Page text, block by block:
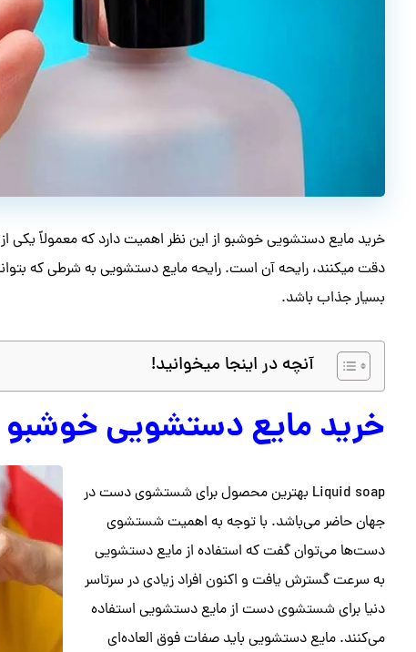
خرید مایع دستشویی خوشبو از این نظر اهمیت دارد که معمولاً یکی
دقت میکنند، رایحه آن است. رایحه مایع دستشویی به شرطی که
بسیار جذاب باشد.
آنچه در اینجا میخوانید!
خرید مایع دستشویی خوشبو
Liquid soap بهترین محصول برای شستشوی دست در
جهان حاضر می‌باشد. با توجه به اهمیت شستشوی
دست‌ها می‌توان گفت که استفاده از مایع دستشویی
به سرعت گسترش یافت و اکنون افراد زیادی در سرتاسر
دنیا برای شستشوی دست از مایع دستشویی استفاده
می‌کنند. مایع دستشویی باید صفات فوق العاده‌ای